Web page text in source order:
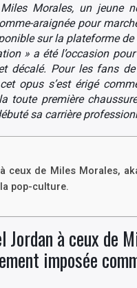
Morales, un jeune
araignée pour
sur la plateforme
» a été l’occasion
Pour les fans
opus s’est érigé
toute première
sa carrière
ceux de Miles Morales,
pop-culture.
Jordan à ceux de
imposée